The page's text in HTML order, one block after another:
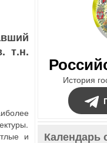
т.н.
и
История
Календарь